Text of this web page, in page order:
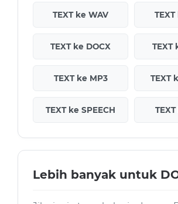
TEXT ke WAV
TEXT ke DOCX TEXT
TEXT ke MP3 TEXT
TEXT ke SPEECH
Lebih banyak untuk